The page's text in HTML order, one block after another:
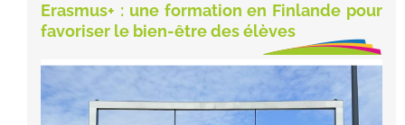
Erasmus+ : une formation en Finlande pour
favoriser le bien-être des élèves